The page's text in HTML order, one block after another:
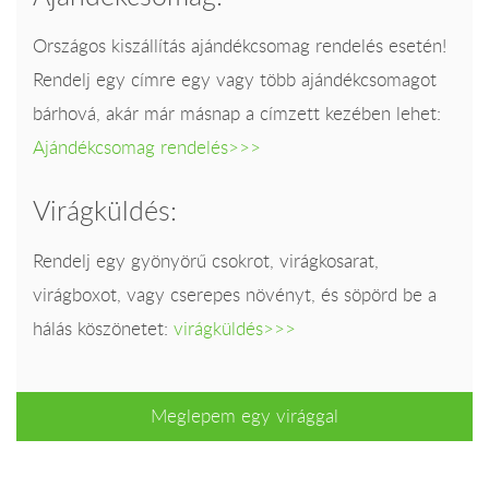
Országos kiszállítás ajándékcsomag rendelés esetén!
Rendelj egy címre egy vagy több ajándékcsomagot
bárhová, akár már másnap a címzett kezében lehet:
Ajándékcsomag rendelés>>>
Virágküldés:
Rendelj egy gyönyörű csokrot, virágkosarat,
virágboxot, vagy cserepes növényt, és söpörd be a
hálás köszönetet: virágküldés>>>
Meglepem egy virággal